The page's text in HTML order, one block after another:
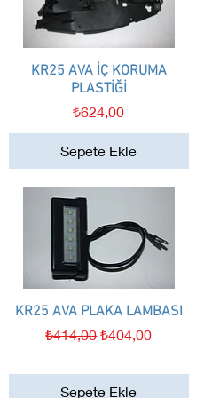
Hızlı Bakış
KR25 AVA İÇ KORUMA
PLASTİĞİ
Fiyat
₺624,00
Sepete Ekle
Hızlı Bakış
KR25 AVA PLAKA LAMBASI
Normal Fiyat
₺414,00İndirimli Fiyat
₺404,00
Sepete Ekle